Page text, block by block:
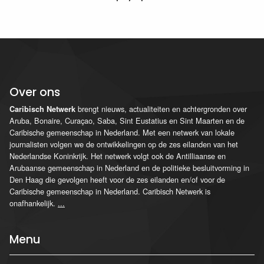
Over ons
Caribisch Netwerk brengt nieuws, actualiteiten en achtergronden over
Aruba, Bonaire, Curaçao, Saba, Sint Eustatius en Sint Maarten en de
Caribische gemeenschap in Nederland. Met een netwerk van lokale
journalisten volgen we de ontwikkelingen op de zes eilanden van het
Nederlandse Koninkrijk. Het netwerk volgt ook de Antilliaanse en
Arubaanse gemeenschap in Nederland en de politieke besluitvorming in
Den Haag die gevolgen heeft voor de zes eilanden en/of voor de
Caribische gemeenschap in Nederland. Caribisch Netwerk is
onafhankelijk. ...
Menu